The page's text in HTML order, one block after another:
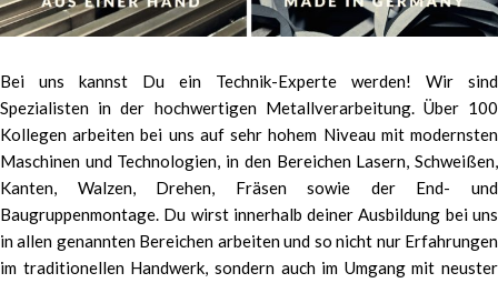
Bei uns kannst Du ein Technik-Experte werden! Wir sind
Spezialisten in der hochwertigen Metallverarbeitung. Über 100
Kollegen arbeiten bei uns auf sehr hohem Niveau mit modernsten
Maschinen und Technologien, in den Bereichen Lasern, Schweißen,
Kanten, Walzen, Drehen, Fräsen sowie der End- und
Baugruppenmontage. Du wirst innerhalb deiner Ausbildung bei uns
in allen genannten Bereichen arbeiten und so nicht nur Erfahrungen
im traditionellen Handwerk, sondern auch im Umgang mit neuster